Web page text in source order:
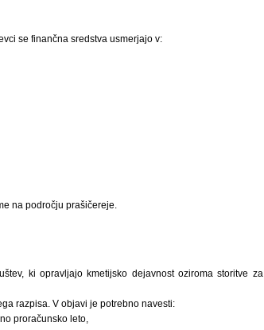
se finančna sredstva usmerjajo v:
na področju prašičereje.
ki opravljajo kmetijsko dejavnost oziroma storitve za
razpisa. V objavi je potrebno navesti:
proračunsko leto,